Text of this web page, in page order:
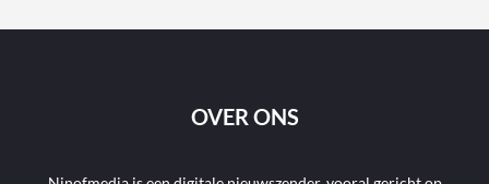
OVER ONS